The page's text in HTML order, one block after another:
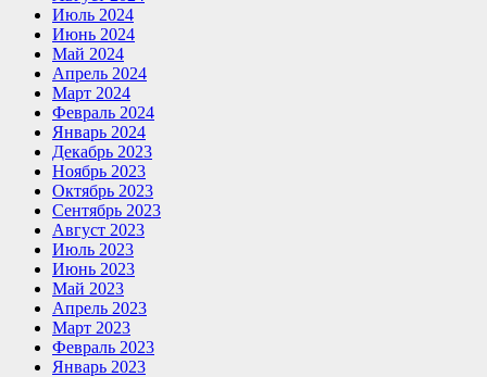
Июль 2024
Июнь 2024
Май 2024
Апрель 2024
Март 2024
Февраль 2024
Январь 2024
Декабрь 2023
Ноябрь 2023
Октябрь 2023
Сентябрь 2023
Август 2023
Июль 2023
Июнь 2023
Май 2023
Апрель 2023
Март 2023
Февраль 2023
Январь 2023